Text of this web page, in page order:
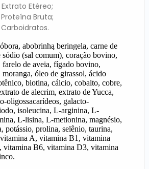
Etéreo;
Bruta;
abobrinhą beringela, carne de
sódio (sal comum), coração bovino,
de aveia, fígado bovino,
óleo de girassol, ácido
biotina, cálcio, cobalto, cobre,
de alecrim, extrato de Yucca,
oligossacarídeos, galacto-
isoleucina, L-arginina, L-
L-lisina, L-metionina, magnésio,
potássio, prolina, selênio, taurina,
A, vitamina B1, vitamina
vitamina B6, vitamina D3, vitamina